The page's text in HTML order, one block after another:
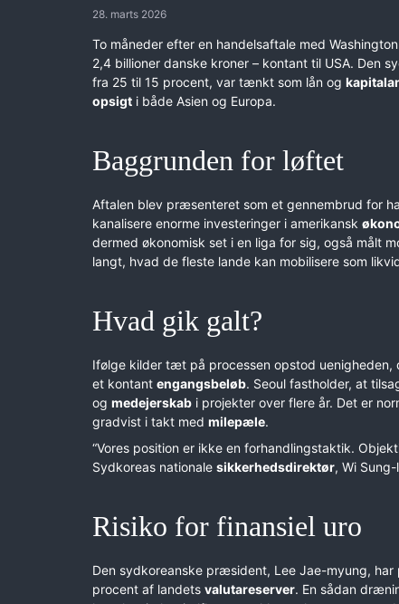
28. marts 2026
To måneder efter en handelsaftale med
2,4 billioner danske kroner – kontant til USA. Den
fra 25 til 15 procent, var tænkt som lån og
opsigt i både Asien og Europa.
Baggrunden for løftet
Aftalen blev præsenteret som et gennembrud for
kanalisere enorme investeringer i amerikansk
dermed økonomisk set i en liga for sig, også målt
langt, hvad de fleste lande kan mobilisere som
Hvad gik galt?
Ifølge kilder tæt på processen opstod uenigheden,
et kontant engangsbeløb. Seoul fastholder, at
og medejerskab i projekter over flere år. Det er
gradvist i takt med milepæle.
“Vores position er ikke en forhandlingstaktik.
Sydkoreas nationale sikkerhedsdirektør, Wi
Risiko for finansiel uro
Den sydkoreanske præsident, Lee Jae-myung,
procent af landets valutareserver. En sådan